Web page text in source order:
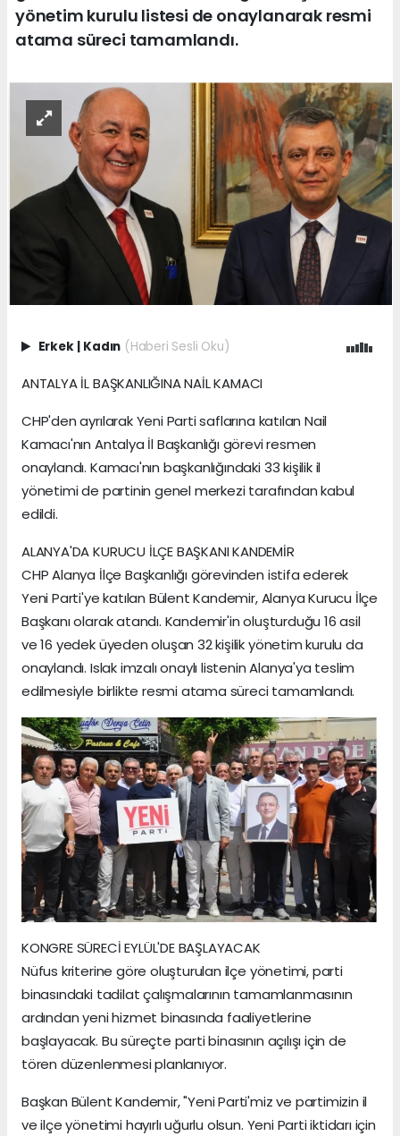
yönetim kurulu listesi de onaylanarak resmi
atama süreci tamamlandı.
Erkek | Kadın (Haberi Sesli Oku)
ANTALYA İL BAŞKANLIĞINA NAİL KAMACI
CHP'den ayrılarak Yeni Parti saflarına katılan Nail
Kamacı'nın Antalya İl Başkanlığı görevi resmen
onaylandı. Kamacı'nın başkanlığındaki 33 kişilik il
yönetimi de partinin genel merkezi tarafından kabul
edildi.
ALANYA'DA KURUCU İLÇE BAŞKANI KANDEMİR
CHP Alanya İlçe Başkanlığı görevinden istifa ederek
Yeni Parti'ye katılan Bülent Kandemir, Alanya Kurucu İlçe
Başkanı olarak atandı. Kandemir'in oluşturduğu 16 asil
ve 16 yedek üyeden oluşan 32 kişilik yönetim kurulu da
onaylandı. Islak imzalı onaylı listenin Alanya'ya teslim
edilmesiyle birlikte resmi atama süreci tamamlandı.
KONGRE SÜRECİ EYLÜL'DE BAŞLAYACAK
Nüfus kriterine göre oluşturulan ilçe yönetimi, parti
binasındaki tadilat çalışmalarının tamamlanmasının
ardından yeni hizmet binasında faaliyetlerine
başlayacak. Bu süreçte parti binasının açılışı için de
tören düzenlenmesi planlanıyor.
Başkan Bülent Kandemir, "Yeni Parti'miz ve partimizin il
ve ilçe yönetimi hayırlı uğurlu olsun. Yeni Parti iktidarı için